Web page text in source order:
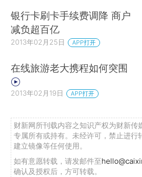
银行卡刷卡手续费调降 商户
减负超百亿
2013年02月25日 APP打开
在线旅游老大携程如何突围
2013年02月19日 APP打开
财新网所刊载内容之知识产权为财新传
专属所有或持有。未经许可，禁止进行
建立镜像等任何使用。
如有意愿转载，请发邮件至
确认及授权后，方可转载。